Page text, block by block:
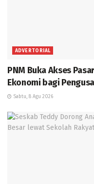
ADVERTORIAL
PNM Buka Akses
Ekonomi bagi
Sabtu, 8 Agu 2026